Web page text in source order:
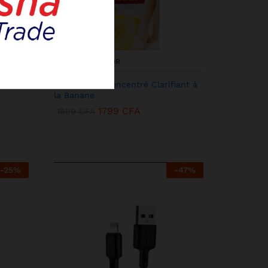
KENBANG TRÉSOR
Miss Laila – Concentré Clarifiant à
la Banane
1799 CFA
-25% -47%